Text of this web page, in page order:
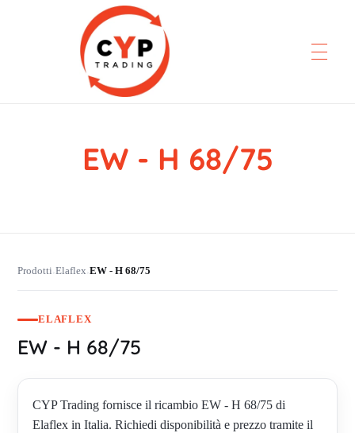
CYP Trading
Professionelle Ersatzteilbeschaffung
EW - H 68/75
Prodotti›Elaflex›EW - H 68/75
ELAFLEX
EW - H 68/75
CYP Trading fornisce il ricambio EW - H 68/75 di
Elaflex in Italia. Richiedi disponibilità e prezzo tramite il